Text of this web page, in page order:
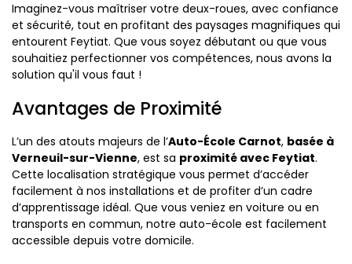
Imaginez-vous maîtriser votre deux-roues, avec confiance
et sécurité, tout en profitant des paysages magnifiques qui
entourent Feytiat. Que vous soyez débutant ou que vous
souhaitiez perfectionner vos compétences, nous avons la
solution qu'il vous faut !
Avantages de Proximité
L’un des atouts majeurs de l’Auto-École Carnot, basée à
Verneuil-sur-Vienne, est sa proximité avec Feytiat.
Cette localisation stratégique vous permet d’accéder
facilement à nos installations et de profiter d’un cadre
d’apprentissage idéal. Que vous veniez en voiture ou en
transports en commun, notre auto-école est facilement
accessible depuis votre domicile.